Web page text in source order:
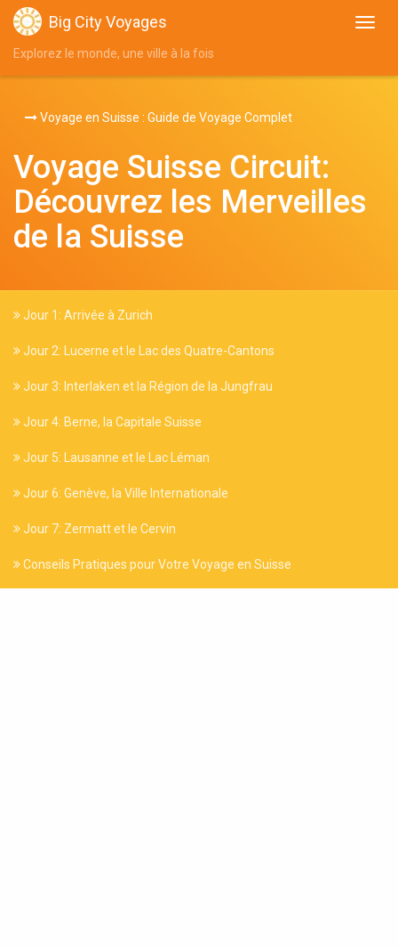
Big City Voyages
Explorez le monde, une ville à la fois
Voyage en Suisse : Guide de Voyage Complet
Voyage Suisse Circuit:
Découvrez les Merveilles
de la Suisse
Jour 1: Arrivée à Zurich
Jour 2: Lucerne et le Lac des Quatre-Cantons
Jour 3: Interlaken et la Région de la Jungfrau
Jour 4: Berne, la Capitale Suisse
Jour 5: Lausanne et le Lac Léman
Jour 6: Genève, la Ville Internationale
Jour 7: Zermatt et le Cervin
Conseils Pratiques pour Votre Voyage en Suisse